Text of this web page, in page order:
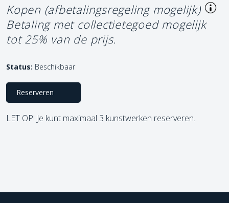
Kopen (afbetalingsregeling mogelijk)
Betaling met collectietegoed mogelijk
tot 25% van de prijs.
Status: Beschikbaar
Reserveren
LET OP! Je kunt maximaal 3 kunstwerken reserveren.